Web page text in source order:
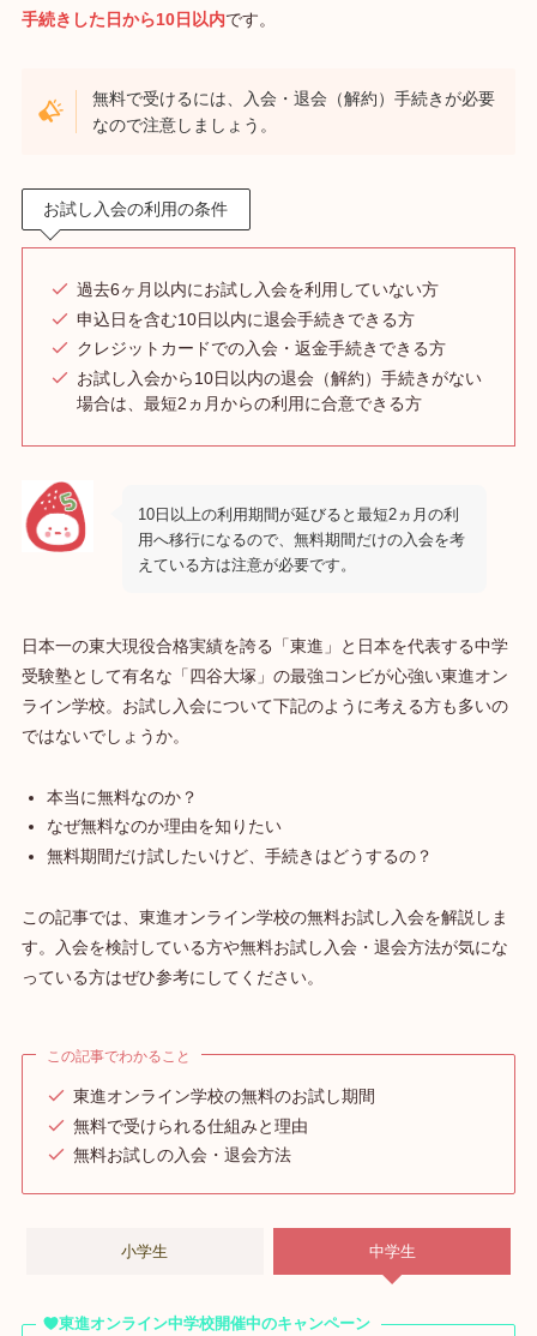
手続きした日から10日以内です。
無料で受けるには、入会・退会（解約）手続きが必要
なので注意しましょう。
お試し入会の利用の条件
過去6ヶ月以内にお試し入会を利用していない方
申込日を含む10日以内に退会手続きできる方
クレジットカードでの入会・返金手続きできる方
お試し入会から10日以内の退会（解約）手続きがない
場合は、最短2ヵ月からの利用に合意できる方
10日以上の利用期間が延びると最短2ヵ月の利
用へ移行になるので、無料期間だけの入会を考
えている方は注意が必要です。
日本一の東大現役合格実績を誇る「東進」と日本を代表する中学
受験塾として有名な「四谷大塚」の最強コンビが心強い東進オン
ライン学校。お試し入会について下記のように考える方も多いの
ではないでしょうか。
本当に無料なのか？
なぜ無料なのか理由を知りたい
無料期間だけ試したいけど、手続きはどうするの？
この記事では、東進オンライン学校の無料お試し入会を解説しま
す。入会を検討している方や無料お試し入会・退会方法が気にな
っている方はぜひ参考にしてください。
この記事でわかること
東進オンライン学校の無料のお試し期間
無料で受けられる仕組みと理由
無料お試しの入会・退会方法
小学生 中学生
東進オンライン中学校開催中のキャンペーン